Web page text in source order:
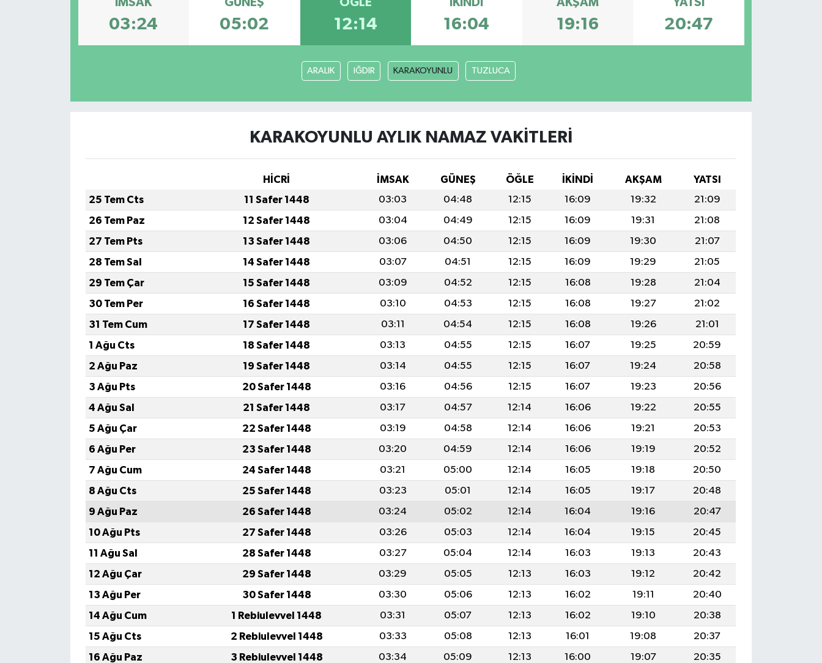
03:24 05:02 12:14 16:04 19:16 20:47
ARALIK IĞDIR KARAKOYUNLU TUZLUCA
KARAKOYUNLU AYLIK NAMAZ VAKITLERI
HİCRİ İMSAK GÜNEŞ ÖĞLE İKINDI AKŞAM
YATSI
25 Tem Cts
11 Safer 1448 03:03 04:48 12:15 16:09 19:32
21:09
26 Tem Paz
12 Safer 1448 03:04 04:49 12:15 16:09 19:31
21:08
27 Tem Pts
13 Safer 1448 03:06 04:50 12:15 16:09 19:30
21:07
28 Tem Sal
14 Safer 1448 03:07 04:51 12:15 16:09 19:29
21:05
29 Tem Çar
15 Safer 1448 03:09 04:52 12:15 16:08 19:28
21:04
30 Tem Per
16 Safer 1448 03:10 04:53 12:15 16:08 19:27
21:02
31 Tem Cum
17 Safer 1448 03:11 04:54 12:15 16:08 19:26
21:01
1 Ağu Cts
18 Safer 1448 03:13 04:55 12:15 16:07 19:25
20:59
2 Ağu Paz
19 Safer 1448 03:14 04:55 12:15 16:07 19:24
20:58
3 Ağu Pts
20 Safer 1448 03:16 04:56 12:15 16:07 19:23
20:56
4 Ağu Sal
21 Safer 1448 03:17 04:57 12:14 16:06 19:22
20:55
5 Ağu Çar
22 Safer 1448 03:19 04:58 12:14 16:06 19:21
20:53
6 Ağu Per
23 Safer 1448 03:20 04:59 12:14 16:06 19:19
20:52
7 Ağu Cum
24 Safer 1448 03:21 05:00 12:14 16:05 19:18
20:50
8 Ağu Cts
25 Safer 1448 03:23 05:01 12:14 16:05 19:17
20:48
9 Ağu Paz
26 Safer 1448 03:24 05:02 12:14 16:04 19:16
20:47
10 Ağu Pts
27 Safer 1448 03:26 05:03 12:14 16:04 19:15
20:45
11 Ağu Sal
28 Safer 1448 03:27 05:04 12:14 16:03 19:13
20:43
12 Ağu Çar
29 Safer 1448 03:29 05:05 12:13 16:03 19:12
20:42
13 Ağu Per
30 Safer 1448 03:30 05:06 12:13 16:02 19:11
20:40
14 Ağu Cum
1 Rebiulevvel 1448 03:31 05:07 12:13 16:02 19:10
20:38
15 Ağu Cts
2 Rebiulevvel 1448 03:33 05:08 12:13 16:01 19:08
20:37
16 Ağu Paz
3 Rebiulevvel 1448 03:34 05:09 12:13 16:00 19:07
20:35
Video Haber
Yeme-İçme